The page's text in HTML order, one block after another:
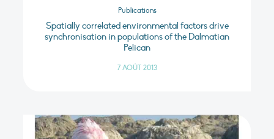
Publications
Spatially correlated environmental factors drive
synchronisation in populations of the Dalmatian
Pelican
7 AOÛT 2013